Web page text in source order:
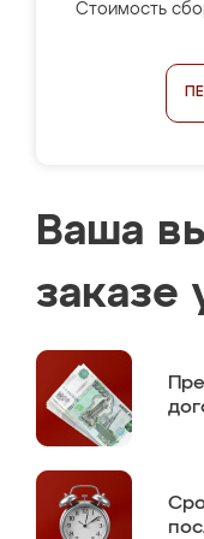
Стоимость
Ваша
заказе